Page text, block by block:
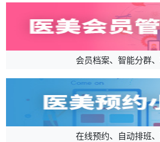
会员档案、智能分群
在线预约、自动排班